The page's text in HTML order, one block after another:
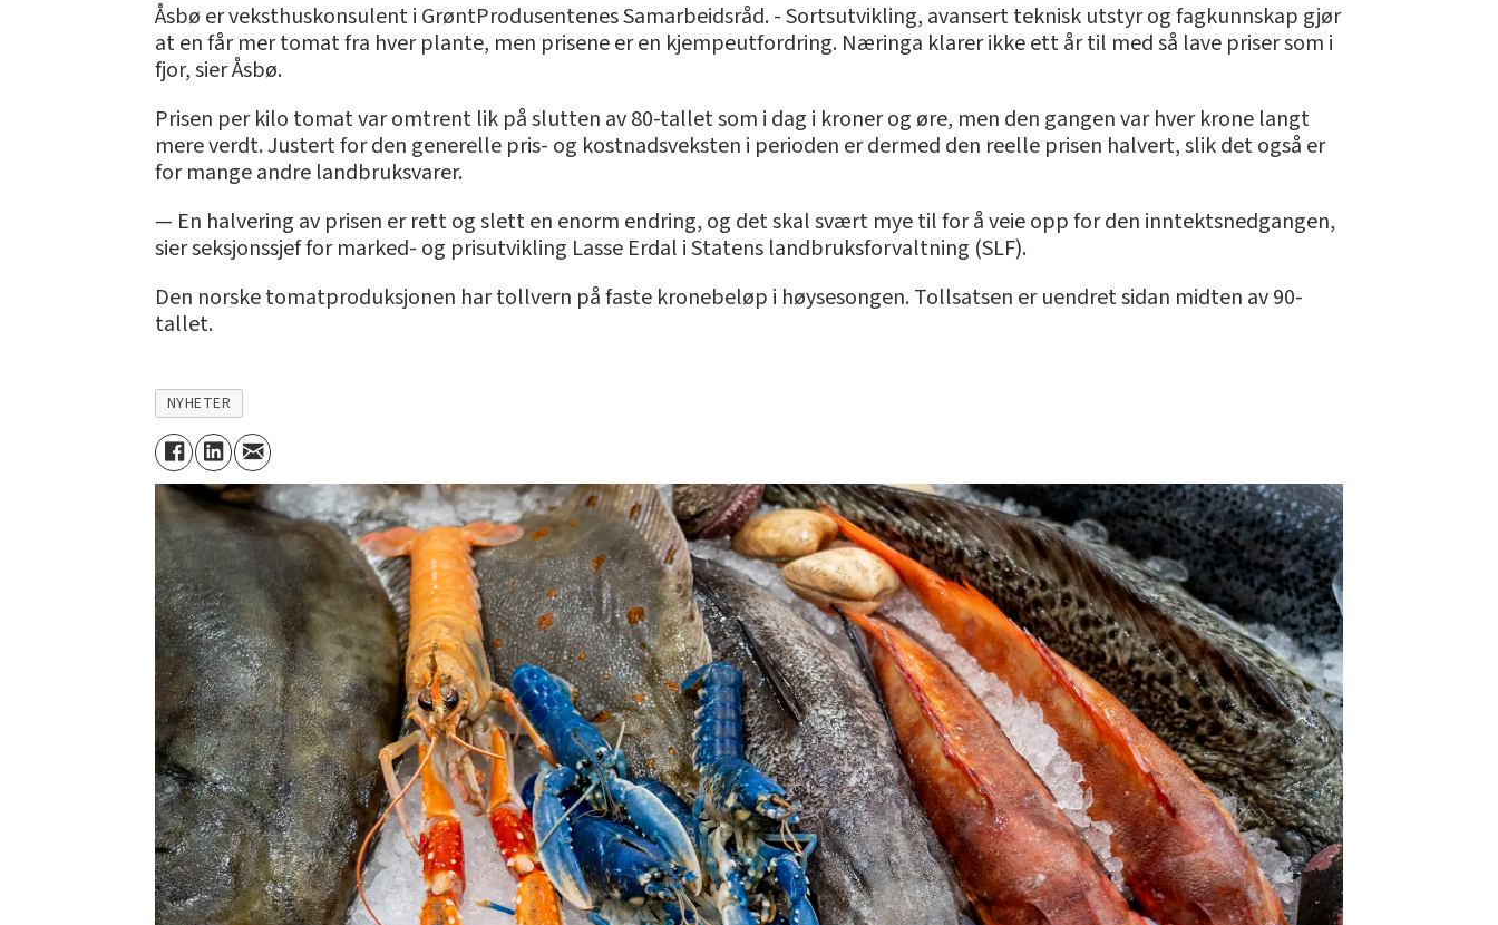
Åsbø er veksthuskonsulent i GrøntProdusentenes Samarbeidsråd. - Sortsutvikling, avansert teknisk utstyr og fagkunnskap gjør
at en får mer tomat fra hver plante, men prisene er en kjempeutfordring. Næringa klarer ikke ett år til med så lave priser som i
fjor, sier Åsbø.
Prisen per kilo tomat var omtrent lik på slutten av 80-tallet som i dag i kroner og øre, men den gangen var hver krone langt
mere verdt. Justert for den generelle pris- og kostnadsveksten i perioden er dermed den reelle prisen halvert, slik det også er
for mange andre landbruksvarer.
— En halvering av prisen er rett og slett en enorm endring, og det skal svært mye til for å veie opp for den inntektsnedgangen,
sier seksjonssjef for marked- og prisutvikling Lasse Erdal i Statens landbruksforvaltning (SLF).
Den norske tomatproduksjonen har tollvern på faste kronebeløp i høysesongen. Tollsatsen er uendret sidan midten av 90-
tallet.
NYHETER